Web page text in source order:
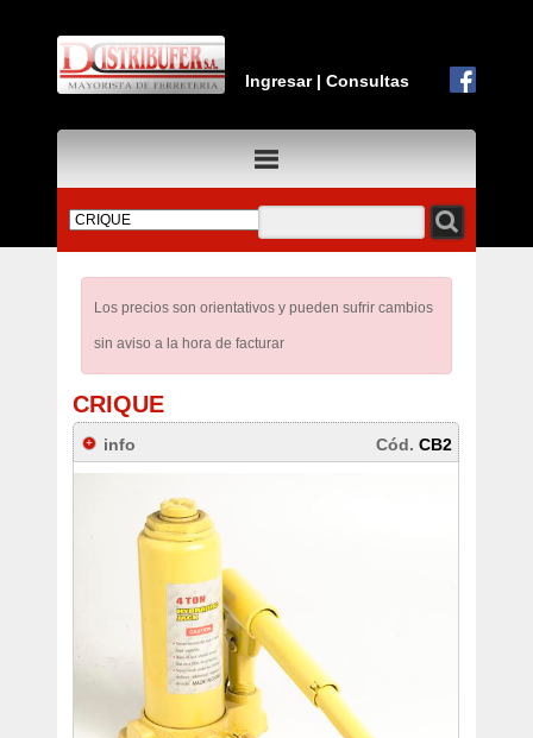
Ingresar|Consultas
Los precios son orientativos y pueden sufrir cambios
sin aviso a la hora de facturar
CRIQUE
info Cód.CB2